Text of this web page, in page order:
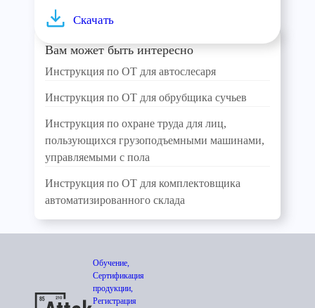
Скачать
Вам может быть интересно
Инструкция по ОТ для автослесаря
Инструкция по ОТ для обрубщика сучьев
Инструкция по охране труда для лиц,
пользующихся грузоподъемными машинами,
управляемыми с пола
Инструкция по ОТ для комплектовщика
автоматизированного склада
Обучение,
Сертификация
продукции,
Регистрация